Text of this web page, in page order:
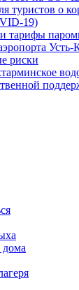
туристов о
19)
тарифы
Усть-
риски
дома